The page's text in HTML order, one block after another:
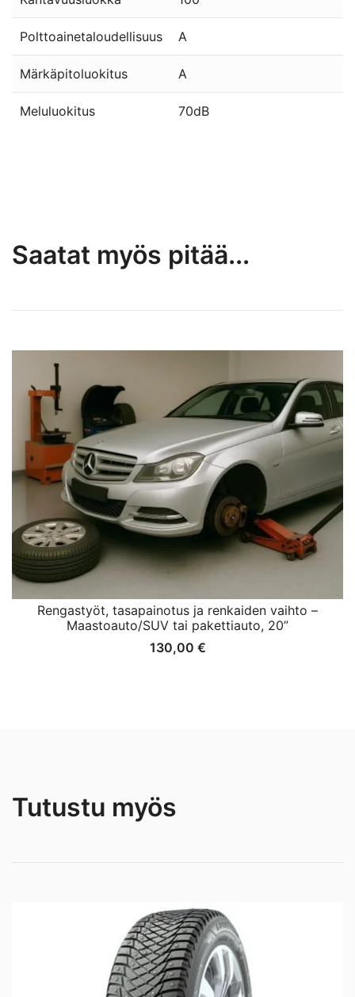
Polttoainetaloudellisuus A
Märkäpitoluokitus A
Meluluokitus 70dB
Saatat myös pitää...
Rengastyöt, tasapainotus ja renkaiden vaihto –
Maastoauto/SUV tai pakettiauto, 20”
130,00 €
Tutustu myös